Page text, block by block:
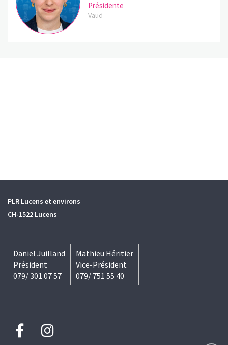
Présidente
Vaud
PLR Lucens et environs
CH-1522 Lucens
Daniel Juilland
Président
079/ 301 07 57
Mathieu Héritier
Vice-Président
079/ 751 55 40